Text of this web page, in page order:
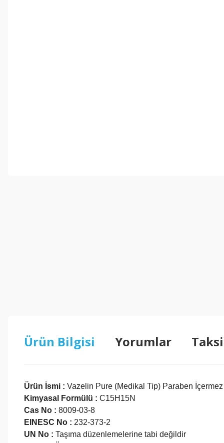
Ürün Bilgisi Yorumlar
Ürün İsmi : Vazelin Pure (Medikal Tip) Paraben İçermez
Kimyasal Formülü : C15H15N
Cas No : 8009-03-8
EINESC No : 232-373-2
UN No : Taşıma düzenlemelerine tabi değildir